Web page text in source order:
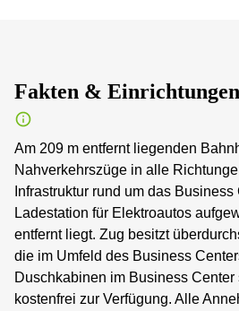
Fakten & Einrichtungen
Am 209 m entfernt liegenden
Nahverkehrszüge in alle
Infrastruktur rund um das
Ladestation für Elektroautos
entfernt liegt. Zug besitzt
die im Umfeld des Business
Duschkabinen im Business
kostenfrei zur Verfügung. Alle